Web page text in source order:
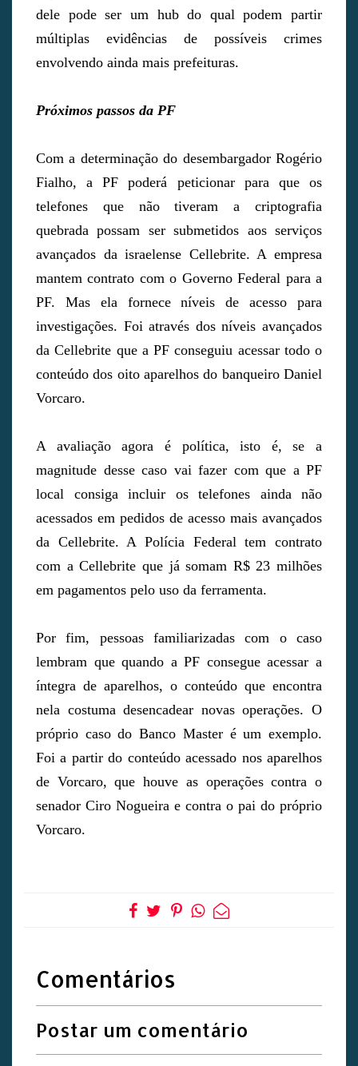
dele pode ser um hub do qual podem partir
múltiplas evidências de possíveis crimes
envolvendo ainda mais prefeituras.
Próximos passos da PF
Com a determinação do desembargador Rogério
Fialho, a PF poderá peticionar para que os
telefones que não tiveram a criptografia
quebrada possam ser submetidos aos serviços
avançados da israelense Cellebrite. A empresa
mantem contrato com o Governo Federal para a
PF. Mas ela fornece níveis de acesso para
investigações. Foi através dos níveis avançados
da Cellebrite que a PF conseguiu acessar todo o
conteúdo dos oito aparelhos do banqueiro Daniel
Vorcaro.
A avaliação agora é política, isto é, se a
magnitude desse caso vai fazer com que a PF
local consiga incluir os telefones ainda não
acessados em pedidos de acesso mais avançados
da Cellebrite. A Polícia Federal tem contrato
com a Cellebrite que já somam R$ 23 milhões
em pagamentos pelo uso da ferramenta.
Por fim, pessoas familiarizadas com o caso
lembram que quando a PF consegue acessar a
íntegra de aparelhos, o conteúdo que encontra
nela costuma desencadear novas operações. O
próprio caso do Banco Master é um exemplo.
Foi a partir do conteúdo acessado nos aparelhos
de Vorcaro, que houve as operações contra o
senador Ciro Nogueira e contra o pai do próprio
Vorcaro.
Comentários
Postar um comentário